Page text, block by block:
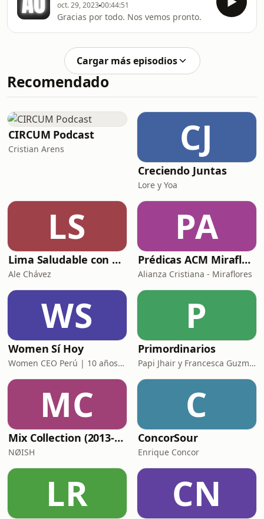
que te puedas imaginar.En este
episodio de Expediente Oscuro,
exploramos uno de los eventos más
desconcertantes del siglo XX: la
misteriosa muerte del Papa Juan
Pablo I, apenas 33 días después de su
elección. ¿Fue un problema de salud
oct. 29, 202300:44:51
Gracias por todo. Nos vemos pronto.
Cargar más episodios
Recomendado
CIRCUM Podcast
Cristian Arens CJ
Creciendo Juntas
Lore y Yoa
LS
Lima Saludable con Ale Chávez
Ale Chávez
PA
Prédicas ACM Miraflores
Alianza Cristiana - Miraflores
WS
Women Sí Hoy
Women CEO Perú | 10 años potenciando tu poder
P
Primordinarios
Papi Jhair y Francesca Guzmán
MC
Mix Collection (2013-now)
NØISH
C
ConcorSour
Enrique Concor
LR CN